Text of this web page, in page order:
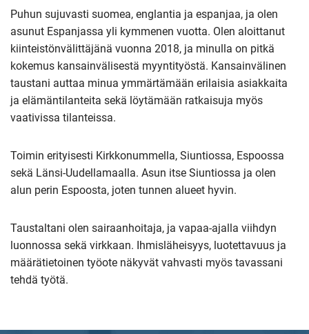
Puhun sujuvasti suomea, englantia ja espanjaa, ja olen
asunut Espanjassa yli kymmenen vuotta. Olen aloittanut
kiinteistönvälittäjänä vuonna 2018, ja minulla on pitkä
kokemus kansainvälisestä myyntityöstä. Kansainvälinen
taustani auttaa minua ymmärtämään erilaisia asiakkaita
ja elämäntilanteita sekä löytämään ratkaisuja myös
vaativissa tilanteissa.
Toimin erityisesti Kirkkonummella, Siuntiossa, Espoossa
sekä Länsi-Uudellamaalla. Asun itse Siuntiossa ja olen
alun perin Espoosta, joten tunnen alueet hyvin.
Taustaltani olen sairaanhoitaja, ja vapaa-ajalla viihdyn
luonnossa sekä virkkaan. Ihmisläheisyys, luotettavuus ja
määrätietoinen työote näkyvät vahvasti myös tavassani
tehdä työtä.